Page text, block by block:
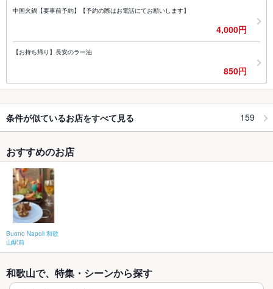
中国火鍋【要事前予約】【予約の際はお電話にてお願いします】
4,000円
【お持ち帰り】長安のラー油
850円
条件が似ているお店をすべて見る 159
おすすめのお店
Buono Napoli 和歌
山駅前
和歌山で、特集・シーンから探す